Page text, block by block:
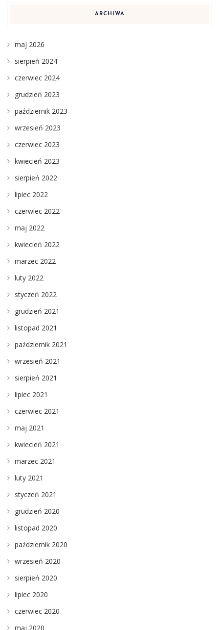
ARCHIWA
maj 2026
sierpień 2024
czerwiec 2024
grudzień 2023
październik 2023
wrzesień 2023
czerwiec 2023
kwiecień 2023
sierpień 2022
lipiec 2022
czerwiec 2022
maj 2022
kwiecień 2022
marzec 2022
luty 2022
styczeń 2022
grudzień 2021
listopad 2021
październik 2021
wrzesień 2021
sierpień 2021
lipiec 2021
czerwiec 2021
maj 2021
kwiecień 2021
marzec 2021
luty 2021
styczeń 2021
grudzień 2020
listopad 2020
październik 2020
wrzesień 2020
sierpień 2020
lipiec 2020
czerwiec 2020
maj 2020